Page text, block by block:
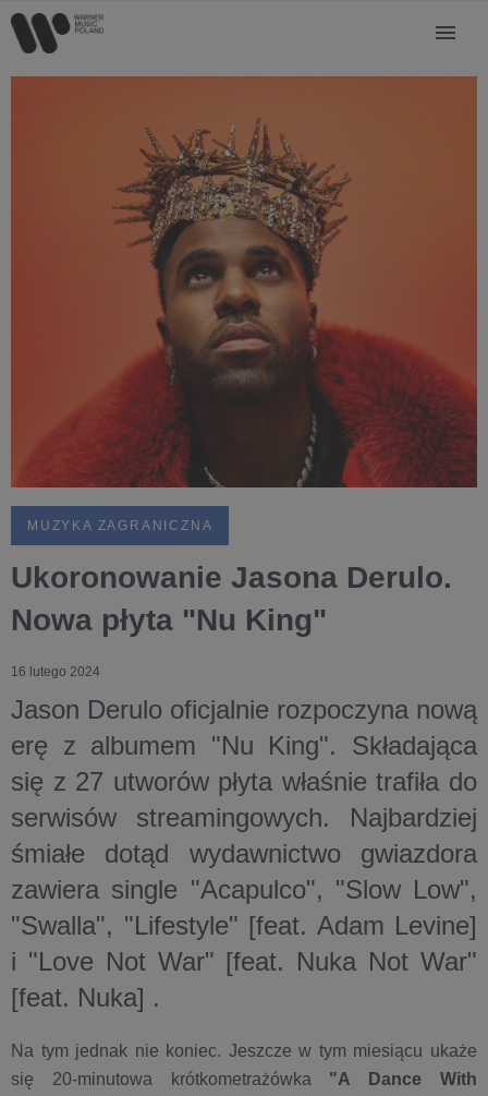
MUZYKA ZAGRANICZNA
Ukoronowanie Jasona Derulo.
Nowa płyta "Nu King"
16 lutego 2024
Jason Derulo oficjalnie rozpoczyna nową
erę z albumem "Nu King". Składająca
się z 27 utworów płyta właśnie trafiła do
serwisów streamingowych. Najbardziej
śmiałe dotąd wydawnictwo gwiazdora
zawiera single "Acapulco", "Slow Low",
"Swalla", "Lifestyle" [feat. Adam Levine]
i "Love Not War" [feat. Nuka Not War"
[feat. Nuka] .
Na tym jednak nie koniec. Jeszcze w tym miesiącu ukaże
się 20-minutowa krótkometrażówka "A Dance With